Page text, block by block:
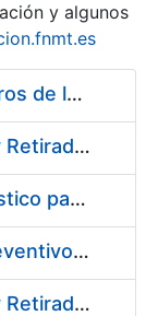
y algunos
Suministro de Gas en los centros de la FNMT-RCM de Madrid y Burgos, durante el año 2020
Contratación de Enajenación y Retirada de Recortes Sobrantes y Desperdicios de Papel Impreso y no Impreso durante el Año 2020
Contratación de operador logístico para distintos servicios de transporte de seguridad de mercancías de la Fábrica Nacional de Moneda y Timbre - Real Casa de la Moneda
Servicio de mantenimiento preventivo de la instalación del sistema centralizado de recogida de papelote de timbre e imprenta
Contratación de Enajenación y Retirada de Residuos de PVC, Policarbonato y Plásticos durante el año 2020